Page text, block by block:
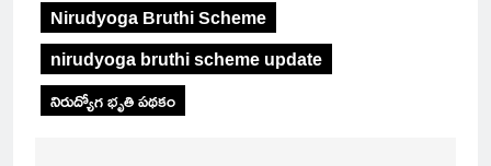
Nirudyoga Bruthi Scheme
nirudyoga bruthi scheme update
నిరుద్యోగ భృతి పథకం